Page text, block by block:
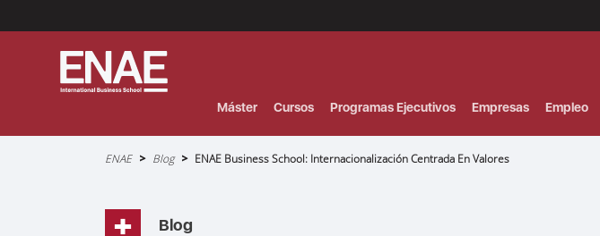
Máster Cursos Programas Ejecutivos Empresas Empleo
Sobrescribir
la
navegación
ENAE Blog ENAE Business School: Internacionalización Centrada En Valores
Blog